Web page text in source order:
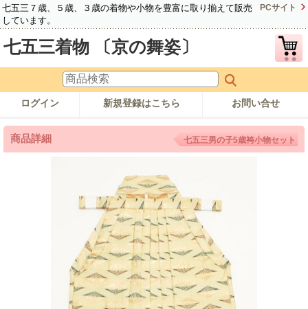
七五三７歳、５歳、３歳の着物や小物を豊富に取り揃えて販売
しています。
PCサイト
七五三着物 〔京の舞姿〕
ログイン 新規登録はこちら お問い合せ
商品詳細 七五三男の子5歳袴小物セット